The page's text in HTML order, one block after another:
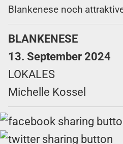
Blankenese noch
BLANKENESE
13. September 2024
LOKALES
Michelle Kossel